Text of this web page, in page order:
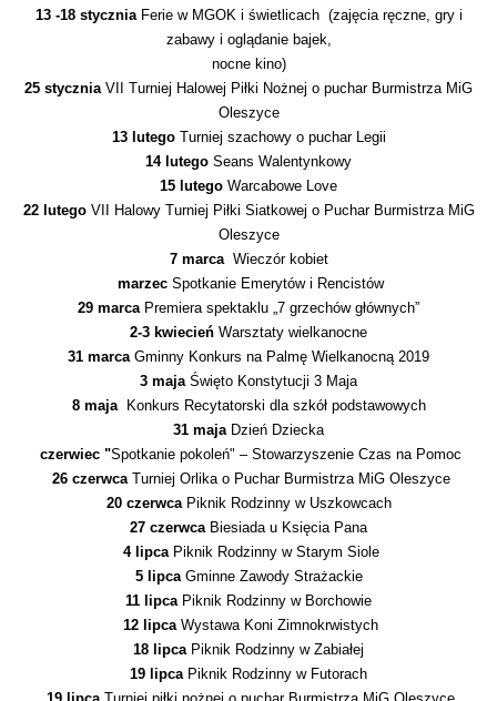
13 -18 styczniaFerie w MGOK i świetlicach (zajęcia ręczne, gry i
zabawy i oglądanie bajek,
nocne kino)
25 styczniaVII Turniej Halowej Piłki Nożnej o puchar Burmistrza MiG
Oleszyce
13 lutegoTurniej szachowy o puchar Legii
14 lutego Seans Walentynkowy
15 lutego Warcabowe Love
22 lutegoVII Halowy Turniej Piłki Siatkowej o Puchar Burmistrza MiG
Oleszyce
7 marca Wieczór kobiet
marzec Spotkanie Emerytów i Rencistów
29 marca Premiera spektaklu „7 grzechów głównych”
2-3 kwiecień Warsztaty wielkanocne
31 marcaGminny Konkurs na Palmę Wielkanocną 2019
3 majaŚwięto Konstytucji 3 Maja
8 majaKonkurs Recytatorski dla szkół podstawowych
31 majaDzień Dziecka
czerwiec "Spotkanie pokoleń" – Stowarzyszenie Czas na Pomoc
26 czerwcaTurniej Orlika o Puchar Burmistrza MiG Oleszyce
20 czerwca Piknik Rodzinny w Uszkowcach
27 czerwca Biesiada u Księcia Pana
4 lipca Piknik Rodzinny w Starym Siole
5 lipca Gminne Zawody Strażackie
11 lipca Piknik Rodzinny w Borchowie
12 lipca Wystawa Koni Zimnokrwistych
18 lipcaPiknik Rodzinny w Zabiałej
19 lipcaPiknik Rodzinny w Futorach